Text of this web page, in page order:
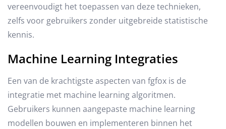
vereenvoudigt het toepassen van deze technieken,
zelfs voor gebruikers zonder uitgebreide statistische
kennis.
Machine Learning Integraties
Een van de krachtigste aspecten van fgfox is de
integratie met machine learning algoritmen.
Gebruikers kunnen aangepaste machine learning
modellen bouwen en implementeren binnen het